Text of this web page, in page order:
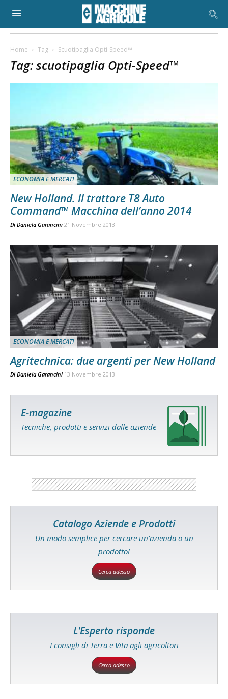
Home Tag Scuotipaglia Opti-Speed™
Tag: scuotipaglia Opti-Speed™
ECONOMIA E MERCATI
New Holland. Il trattore T8 Auto
Command™ Macchina dell’anno 2014
Di Daniela Garancini 21 Novembre 2013
ECONOMIA E MERCATI
Agritechnica: due argenti per New Holland
Di Daniela Garancini 13 Novembre 2013
E-magazine
Tecniche, prodotti e servizi dalle aziende
Catalogo Aziende e Prodotti
Un modo semplice per cercare un'azienda o un
prodotto!
Cerca adesso
L'Esperto risponde
I consigli di Terra e Vita agli agricoltori
Cerca adesso